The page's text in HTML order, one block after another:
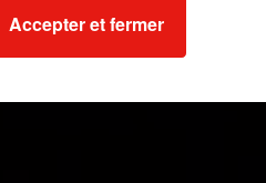
Accepter et fermer